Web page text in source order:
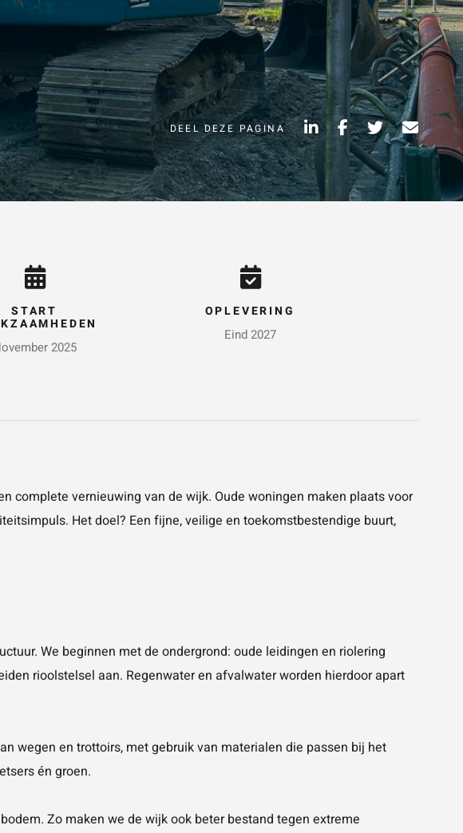
Vraag of opmerking*
Wat is 5 + 5?*
DEEL DEZE PAGINA
START
2025
OPLEVERING
Eind 2027
complete vernieuwing van de wijk. Oude woningen maken plaats voor
Het doel? Een fijne, veilige en toekomstbestendige buurt,
We beginnen met de ondergrond: oude leidingen en riolering
rioolstelsel aan. Regenwater en afvalwater worden hierdoor apart
wegen en trottoirs, met gebruik van materialen die passen bij het
én groen.
Zo maken we de wijk ook beter bestand tegen extreme